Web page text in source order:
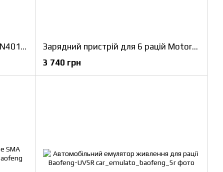
Кабель для програмування (PMKN4012D) рацій Motorola DP серії
Зарядний пристрій для 6 рацій Motorola DP4400/DP4600/DP4800/R7
3 740 грн